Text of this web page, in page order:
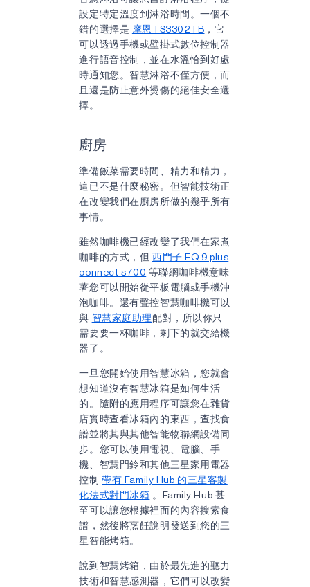
設定特定溫度到淋浴時間。一個不
錯的選擇是 摩恩TS3302TB ，它
可以透過手機或壁掛式數位控制器
進行語音控制，並在水溫恰到好處
時通知您。智慧淋浴不僅方便，而
且還是防止意外燙傷的絕佳安全選
擇。
廚房
準備飯菜需要時間、精力和精力，
這已不是什麼秘密。但智能技術正
在改變我們在廚房所做的幾乎所有
事情。
雖然咖啡機已經改變了我們在家煮
咖啡的方式，但 西門子 EQ.9 plus
connect s700 等聯網咖啡機意味
著您可以開始從平板電腦或手機沖
泡咖啡。還有聲控智慧咖啡機可以
與 智慧家庭助理配對，所以你只
需要要一杯咖啡，剩下的就交給機
器了。
一旦您開始使用智慧冰箱，您就會
想知道沒有智慧冰箱是如何生活
的。隨附的應用程序可讓您在雜貨
店實時查看冰箱內的東西，查找食
譜並將其與其他智能物聯網設備同
步。您可以使用電視、電腦、手
機、智慧門鈴和其他三星家用電器
控制帶有 Family Hub 的三星客製
化法式對門冰箱 。Family Hub 甚
至可以讓您根據裡面的內容搜索食
譜，然後將烹飪說明發送到您的三
星智能烤箱。
說到智慧烤箱，由於最先進的聽力
技術和智慧感測器，它們可以改變